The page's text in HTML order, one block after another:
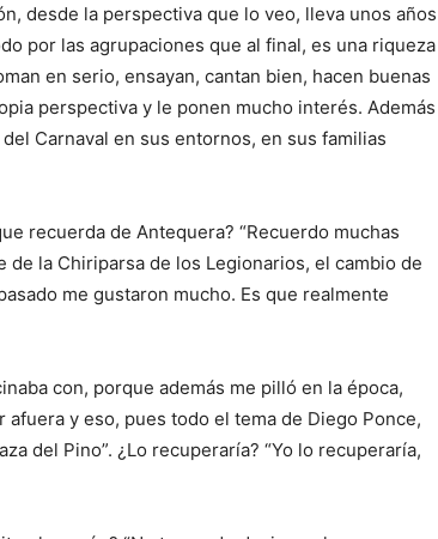
desde la perspectiva que lo veo, lleva unos años
por las agrupaciones que al final, es una riqueza
en serio, ensayan, cantan bien, hacen buenas
perspectiva y le ponen mucho interés. Además
Carnaval en sus entornos, en sus familias
recuerda de Antequera? “Recuerdo muchas
la Chiriparsa de los Legionarios, el cambio de
me gustaron mucho. Es que realmente
con, porque además me pilló en la época,
y eso, pues todo el tema de Diego Ponce,
del Pino”. ¿Lo recuperaría? “Yo lo recuperaría,